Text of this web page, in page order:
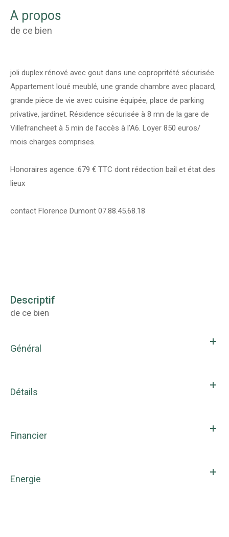
a propos
de ce bien
joli duplex rénové avec gout dans une copropritété sécurisée.
Appartement loué meublé, une grande chambre avec placard,
grande pièce de vie avec cuisine équipée, place de parking
privative, jardinet. Résidence sécurisée à 8 mn de la gare de
Villefrancheet à 5 min de l’accès à l’A6. Loyer 850 euros/
mois charges comprises.
Honoraires agence :679 € TTC dont rédection bail et état des
lieux
contact Florence Dumont 07.88.45.68.18
descriptif
de ce bien
Général
Détails
Financier
Energie